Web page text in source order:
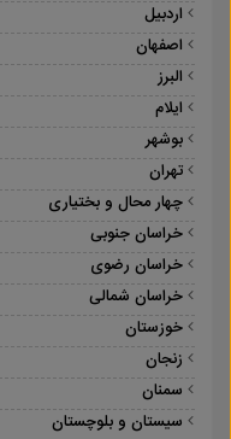
اردبیل
اصفهان
البرز
ایلام
بوشهر
تهران
چهار محال و بختیاری
خراسان جنوبی
خراسان رضوی
خراسان شمالی
خوزستان
زنجان
سمنان
سیستان و بلوچستان